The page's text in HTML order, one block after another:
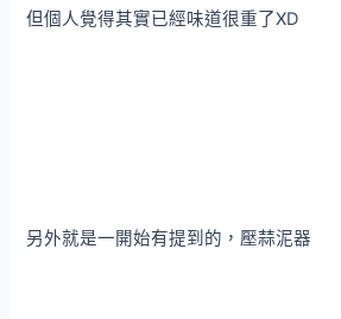
但個人覺得其實已經味道很重了XD
另外就是一開始有提到的，壓蒜泥器